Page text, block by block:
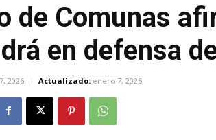
de Comunas
en defensa
2026 Actualizado: enero 7, 2026